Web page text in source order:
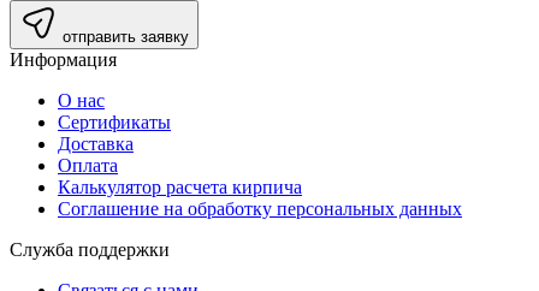
отправить заявку
Информация
О нас
Сертификаты
Доставка
Оплата
Калькулятор расчета кирпича
Соглашение на обработку персональных данных
Служба поддержки